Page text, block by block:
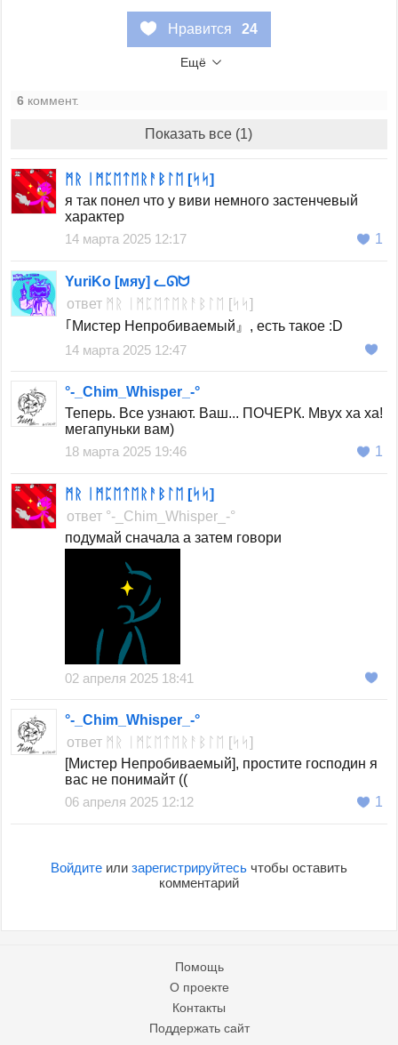
Нравится 24
Ещё
6 коммент.
Показать все (1)
ᛗᚱ ᛁᛗᛈᛖᛏᛖᚱᚨᛒᛚᛖ [ᛋᛋ]
я так понел что у виви немного застенчевый
характер
14 марта 2025 12:17
1
YuriKo [мяу] ᓚᘏᗢ
ответ ᛗᚱ ᛁᛗᛈᛖᛏᛖᚱᚨᛒᛚᛖ [ᛋᛋ]
｢Мистер Непробиваемый』, есть такое :D
14 марта 2025 12:47
°-_Chim_Whisper_-°
Теперь. Все узнают. Ваш... ПОЧЕРК. Мвух ха ха!
мегапуньки вам)
18 марта 2025 19:46
1
ᛗᚱ ᛁᛗᛈᛖᛏᛖᚱᚨᛒᛚᛖ [ᛋᛋ]
ответ °-_Chim_Whisper_-°
подумай сначала а затем говори
02 апреля 2025 18:41
°-_Chim_Whisper_-°
ответ ᛗᚱ ᛁᛗᛈᛖᛏᛖᚱᚨᛒᛚᛖ [ᛋᛋ]
[Мистер Непробиваемый], простите господин я
вас не понимайт ((
06 апреля 2025 12:12
1
Войдитеили зарегистрируйтесьчтобы оставить
комментарий
Помощь
О проекте
Контакты
Поддержать сайт